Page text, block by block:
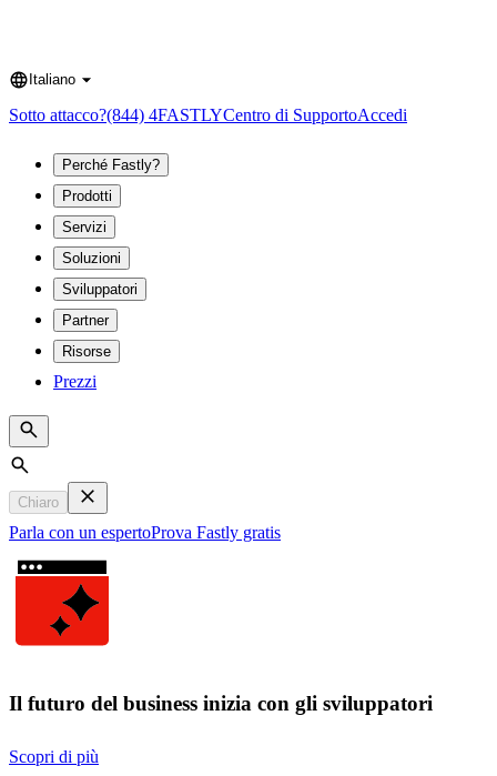
Language
Italiano
Sotto attacco?(844) 4FASTLYCentro di SupportoAccedi
Perché Fastly?
Prodotti
Servizi
Soluzioni
Sviluppatori
Partner
Risorse
Prezzi
Search
Chiaro
Parla con un espertoProva Fastly gratis
Il futuro del business inizia con gli sviluppatori
Scopri di più